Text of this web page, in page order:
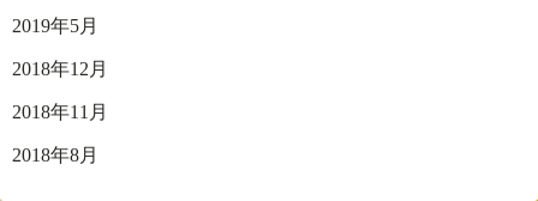
2019年5月
2018年12月
2018年11月
2018年8月